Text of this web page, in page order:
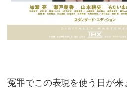
冤罪でこの表現を使う日が来